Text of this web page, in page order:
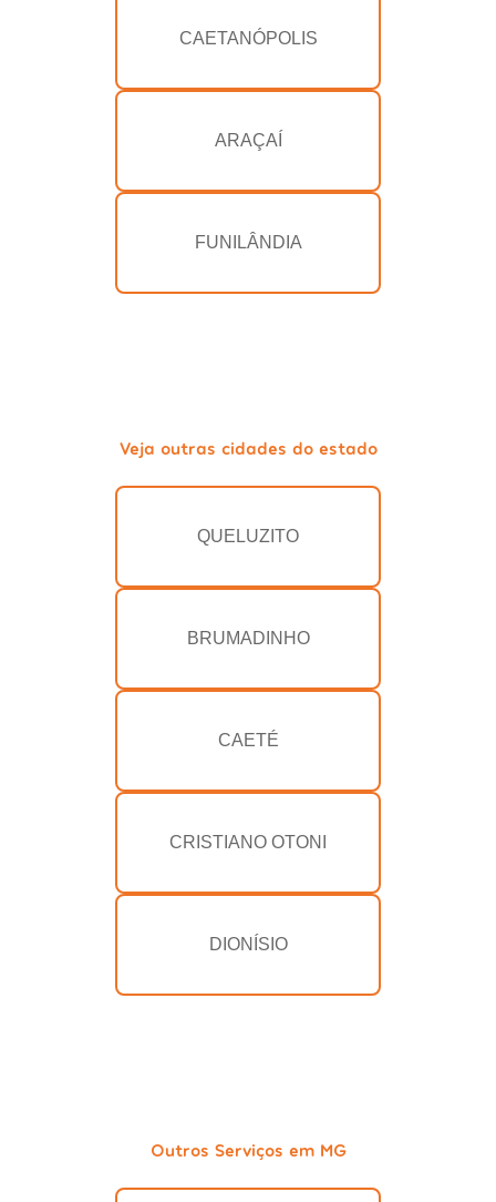
CAETANÓPOLIS
ARAÇAÍ
FUNILÂNDIA
Veja outras cidades do estado
QUELUZITO
BRUMADINHO
CAETÉ
CRISTIANO OTONI
DIONÍSIO
Outros Serviços em MG